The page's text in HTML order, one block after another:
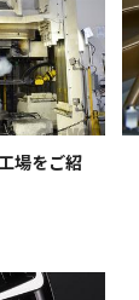
場をご紹